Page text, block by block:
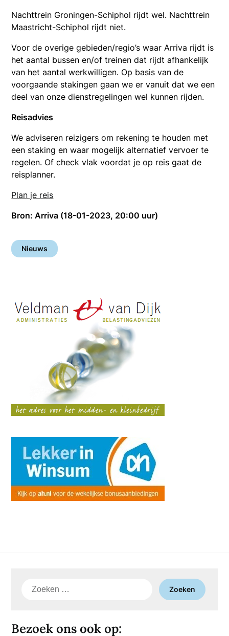
Nachttrein Groningen-Schiphol rijdt wel. Nachttrein
Maastricht-Schiphol rijdt niet.
Voor de overige gebieden/regio’s waar Arriva rijdt is
het aantal bussen en/of treinen dat rijdt afhankelijk
van het aantal werkwilligen. Op basis van de
voorgaande stakingen gaan we er vanuit dat we een
deel van onze dienstregelingen wel kunnen rijden.
Reisadvies
We adviseren reizigers om rekening te houden met
een staking en waar mogelijk alternatief vervoer te
regelen. Of check vlak voordat je op reis gaat de
reisplanner.
Plan je reis
Bron: Arriva (18-01-2023, 20:00 uur)
Nieuws
Zoeken
Bezoek ons ook op: